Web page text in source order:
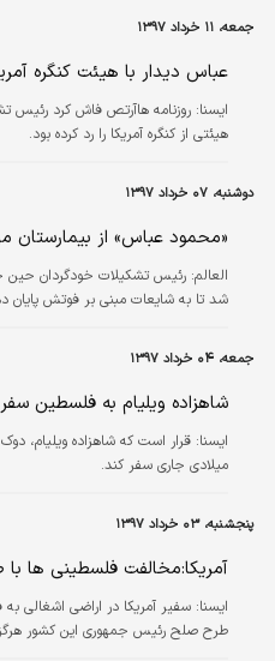
جمعه، ۱۱ خرداد ۱۳۹۷
عباس دیدار با هیئت کنگره
ايسنا: روزنامه هاآرتص فاش کرد رئیس
هیئتی از کنگره آمریکا را رد کرده بود.
دوشنبه، ۰۷ خرداد ۱۳۹۷
«محمود عباس» از
العالم: رئیس تشکیلات خودگردان حین
شد تا به شایعات مبنی بر فوتش پایان
جمعه، ۰۴ خرداد ۱۳۹۷
شاهزاده ویلیام به فلسطین
ايسنا: قرار است که شاهزاده ویلیام،
میلادی جاری سفر کند.
پنجشنبه، ۰۳ خرداد ۱۳۹۷
آمریکا:مخالفت فلسطینی ها
ايسنا: سفیر آمریکا در اراضی اشغالی
طرح صلح رئیس جمهوری این کشور